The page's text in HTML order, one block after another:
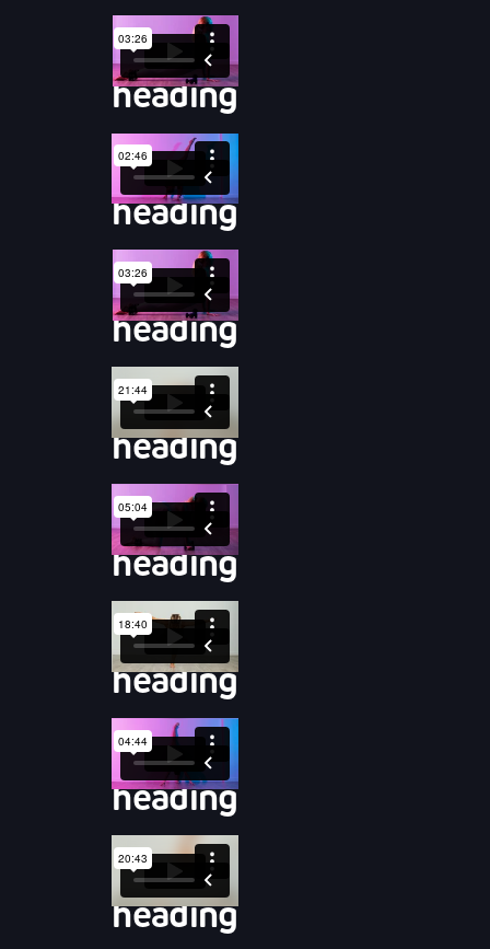
heading
heading
heading
heading
heading
heading
heading
heading